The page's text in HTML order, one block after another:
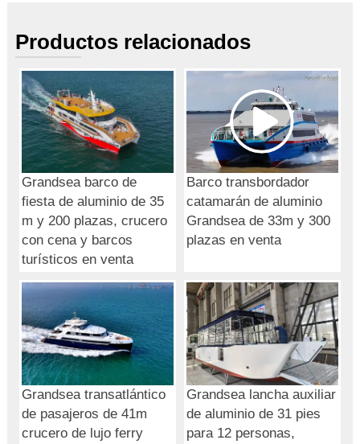
Productos relacionados
Grandsea barco de
fiesta de aluminio de 35
m y 200 plazas, crucero
con cena y barcos
turísticos en venta
Barco transbordador
catamarán de aluminio
Grandsea de 33m y 300
plazas en venta
Grandsea transatlántico
de pasajeros de 41m
crucero de lujo ferry
Grandsea lancha auxiliar
de aluminio de 31 pies
para 12 personas,